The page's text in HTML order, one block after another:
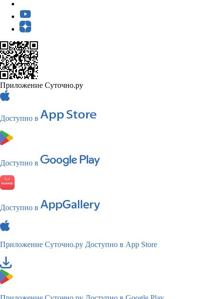
Приложение Суточно.ру
Доступно в
Доступно в
Доступно в
Приложение Суточно.ру Доступно в App Store